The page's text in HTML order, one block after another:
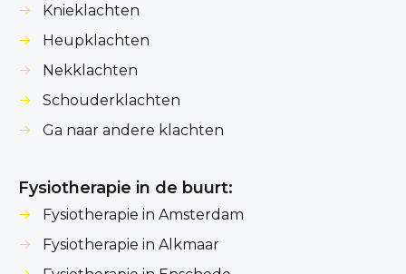
Knieklachten
Heupklachten
Nekklachten
Schouderklachten
Ga naar andere klachten
Fysiotherapie in de buurt:
Fysiotherapie in Amsterdam
Fysiotherapie in Alkmaar